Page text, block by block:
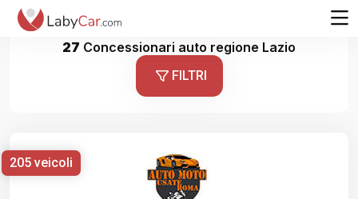
27 Concessionari auto regione Lazio
FILTRI
205 veicoli